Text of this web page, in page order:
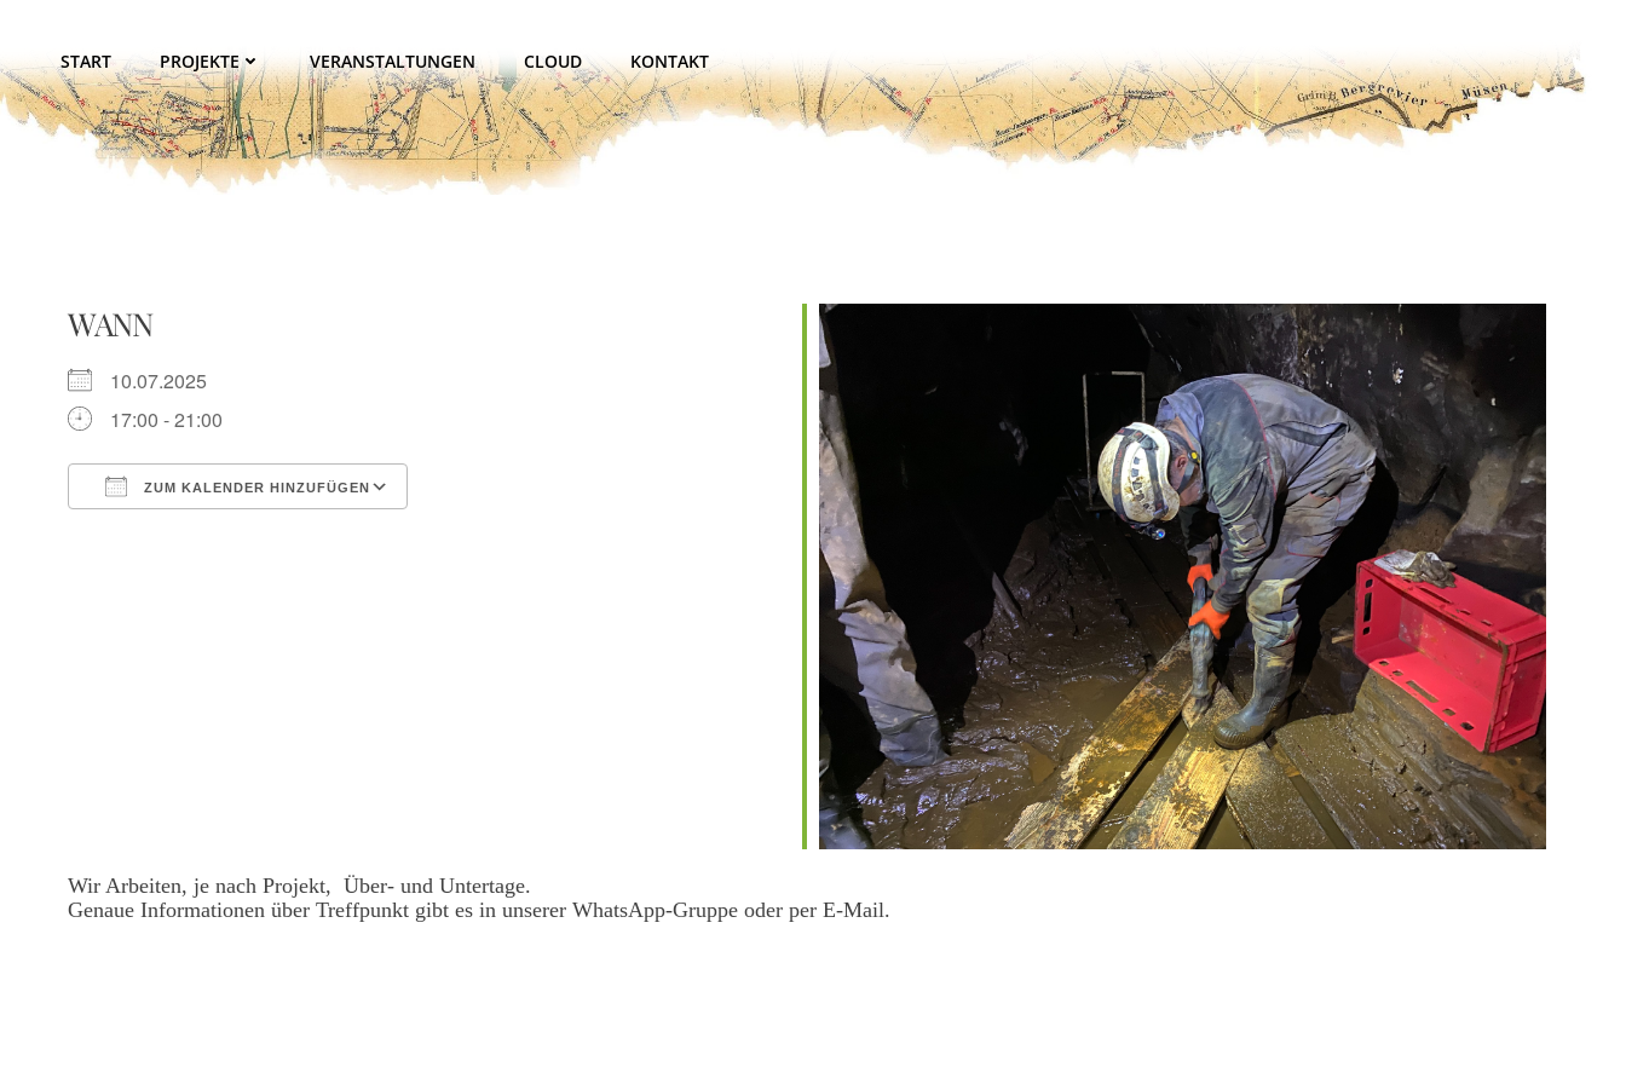
springen
START PROJEKTE VERANSTALTUNGEN CLOUD KONTAKT
WANN
10.07.2025
17:00 - 21:00
ZUM KALENDER HINZUFÜGEN
iCalendar Office 365 Outlook Live
Wir Arbeiten, je nach Projekt, Über- und Untertage.
Genaue Informationen über Treffpunkt gibt es in unserer WhatsApp-Gruppe oder per E-Mail.